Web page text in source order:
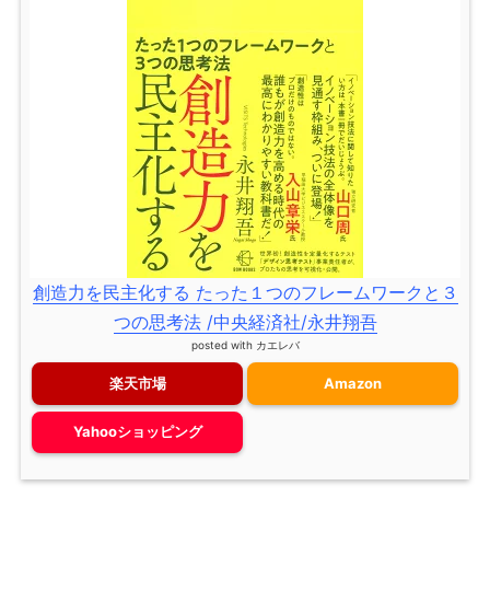
創造力を民主化する たった１つのフレームワークと３
つの思考法 /中央経済社/永井翔吾
posted with カエレバ
楽天市場 Amazon
Yahooショッピング